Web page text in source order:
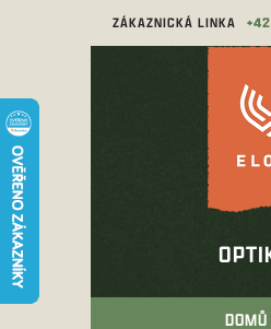
ZÁKAZNICKÁ LINKA
DOMŮ